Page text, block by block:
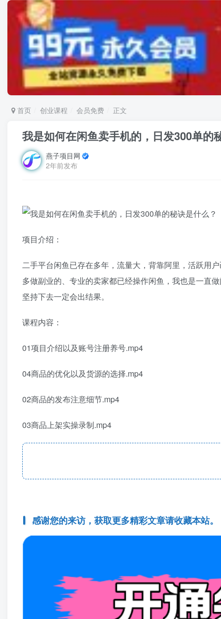
首页 创业课程 会员免费 正文
我是如何在闲鱼卖手机的，日发300单的
燕子项目网
2年前发布
项目介绍：
二手平台闲鱼已存在多年，流量大，背靠阿里，活跃用
多做副业的、专业的卖家都已经操作闲鱼，我也是一直
坚持下去一定会出结果。
课程内容：
01项目介绍以及账号注册养号.mp4
04商品的优化以及货源的选择.mp4
02商品的发布注意细节.mp4
03商品上架实操录制.mp4
感谢您的来访，获取更多精彩文章请收藏本站。